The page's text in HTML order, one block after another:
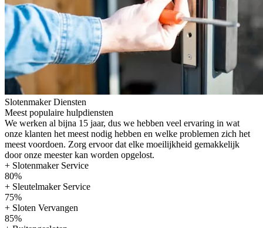
Slotenmaker Diensten
Meest populaire hulpdiensten
We werken al bijna 15 jaar, dus we hebben veel ervaring in wat
onze klanten het meest nodig hebben en welke problemen zich het
meest voordoen. Zorg ervoor dat elke moeilijkheid gemakkelijk
door onze meester kan worden opgelost.
+ Slotenmaker Service
80%
+ Sleutelmaker Service
75%
+ Sloten Vervangen
85%